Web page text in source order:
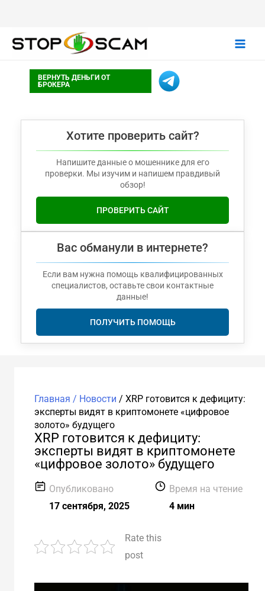
ВЕРНУТЬ ДЕНЬГИ ОТ
БРОКЕРА
Хотите проверить сайт?
Напишите данные о мошеннике для его
проверки. Мы изучим и напишем правдивый
обзор!
ПРОВЕРИТЬ САЙТ
Вас обманули в интернете?
Если вам нужна помощь квалифицированных
специалистов, оставьте свои контактные
данные!
ПОЛУЧИТЬ ПОМОЩЬ
Главная / Новости / XRP готовится к дефициту:
эксперты видят в криптомонете «цифровое
золото» будущего
XRP готовится к дефициту:
эксперты видят в криптомонете
«цифровое золото» будущего
Опубликовано
17 сентября, 2025
Время на чтение
4 мин
Rate this
post